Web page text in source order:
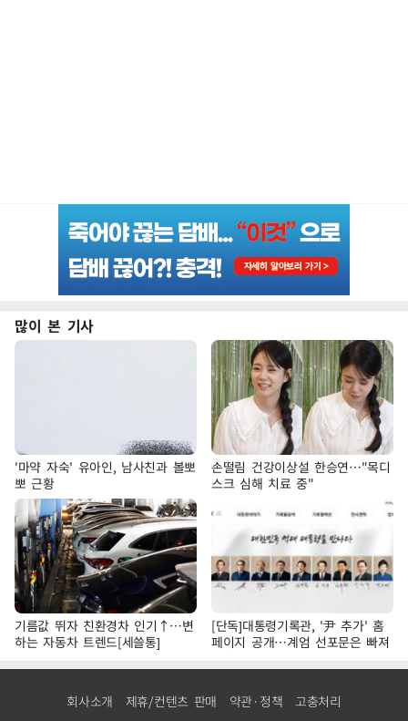
많이 본 기사
'마약 자숙' 유아인, 남사친과 볼뽀
뽀 근황
손떨림 건강이상설 한승연…"목디
스크 심해 치료 중"
기름값 뛰자 친환경차 인기↑…변
하는 자동차 트렌드[세쓸통]
[단독]대통령기록관, '尹 추가' 홈
페이지 공개…계엄 선포문은 빠져
회사소개 제휴/컨텐츠 판매 약관·정책 고충처리